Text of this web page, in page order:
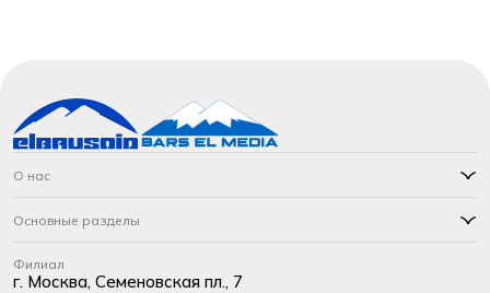
О нас
Основные разделы
Филиал
г. Москва, Семеновская пл., 7